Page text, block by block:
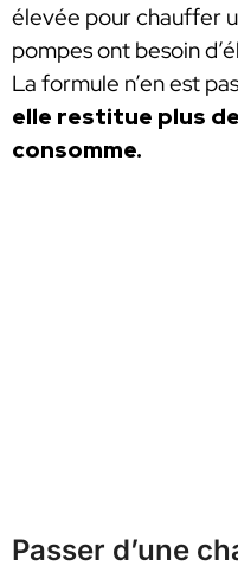
élevée pour chauffer
pompes ont besoin
La formule n’en est
elle restitue plus
consomme.
Passer d’une